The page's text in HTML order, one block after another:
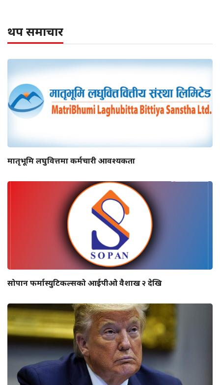
थप समाचार
मातृभूमि लघुवित्तमा कर्मचारी आवश्यकता
सोपान फर्मास्युटिकल्सको आईपीओ वैशाख २ देखि